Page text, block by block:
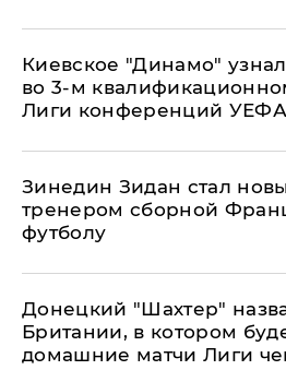
Киевское "Динамо"
во 3-м
Лиги конференций УЕФА
Зинедин Зидан стал
тренером сборной
футболу
Донецкий "Шахтер"
Британии, в котором
домашние матчи Лиги